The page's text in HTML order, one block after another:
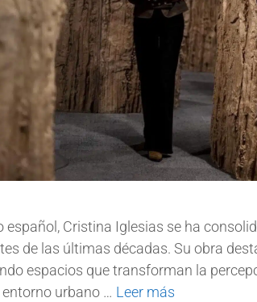
Cristina Iglesias se ha
de las últimas décadas. Su obra
espacios que transforman la
urbano … Leer más